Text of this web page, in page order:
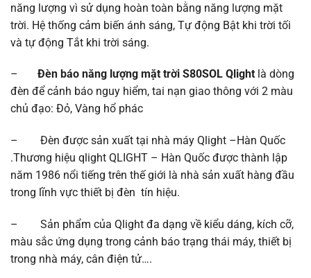
năng lượng vì sử dụng hoàn toàn bằng năng lượng mặt
trời. Hệ thống cảm biến ánh sáng, Tự động Bật khi trời tối
và tự động Tắt khi trời sáng.
– Đèn báo năng lượng mặt trời S80SOL Qlight là dòng
đèn để cảnh báo nguy hiểm, tai nạn giao thông với 2 màu
chủ đạo: Đỏ, Vàng hổ phác
– Đèn được sản xuất tại nhà máy Qlight –Hàn Quốc
.Thương hiệu qlight QLIGHT – Hàn Quốc được thành lập
năm 1986 nổi tiếng trên thế giới là nhà sản xuất hàng đầu
trong lĩnh vực thiết bị đèn tín hiệu.
– Sản phẩm của Qlight đa dạng về kiểu dáng, kích cỡ,
màu sắc ứng dụng trong cảnh báo trạng thái máy, thiết bị
trong nhà máy, cân điện tử….